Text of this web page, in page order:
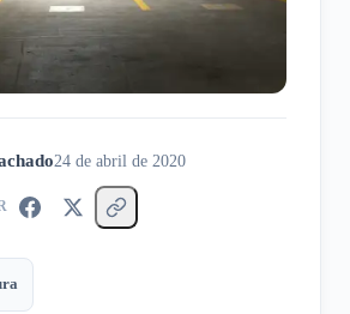
24 de abril de 2020